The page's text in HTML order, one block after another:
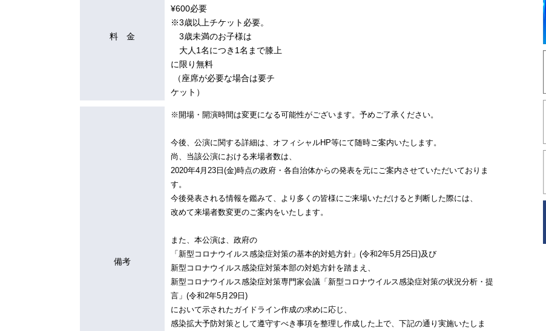
料 金
¥600必要
※3歳以上チケット必要。
3歳未満のお子様は
大人1名につき1名まで膝上
に限り無料
（座席が必要な場合は要チ
ケット）
備考
※開場・開演時間は変更になる可能性がございます。予めご了承ください。
今後、公演に関する詳細は、オフィシャルHP等にて随時ご案内いたします。
尚、当該公演における来場者数は、
2020年4月23日(金)時点の政府・各自治体からの発表を元にご案内させていただいておりま
す。
今後発表される情報を鑑みて、より多くの皆様にご来場いただけると判断した際には、
改めて来場者数変更のご案内をいたします。
また、本公演は、政府の
「新型コロナウイルス感染症対策の基本的対処方針」(令和2年5月25日)及び
新型コロナウイルス感染症対策本部の対処方針を踏まえ、
新型コロナウイルス感染症対策専門家会議「新型コロナウイルス感染症対策の状況分析・提
言」(令和2年5月29日)
において示されたガイドライン作成の求めに応じ、
感染拡大予防対策として遵守すべき事項を整理し作成した上で、下記の通り実施いたしま